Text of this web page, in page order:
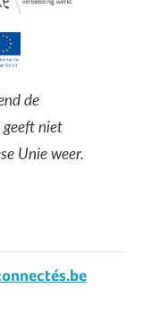
de
niet
Unie weer.